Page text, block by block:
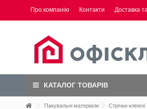
Про компанію Контакти Доставка
КАТАЛОГ ТОВАРІВ
Пакувальні матеріали Стрічки клеючі